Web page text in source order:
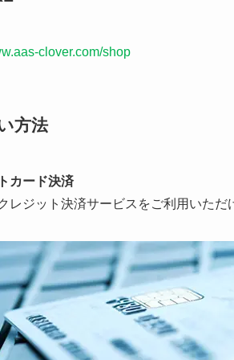
clover.com/shop
方法
カード決済
レジット決済サービスをご利用いただ